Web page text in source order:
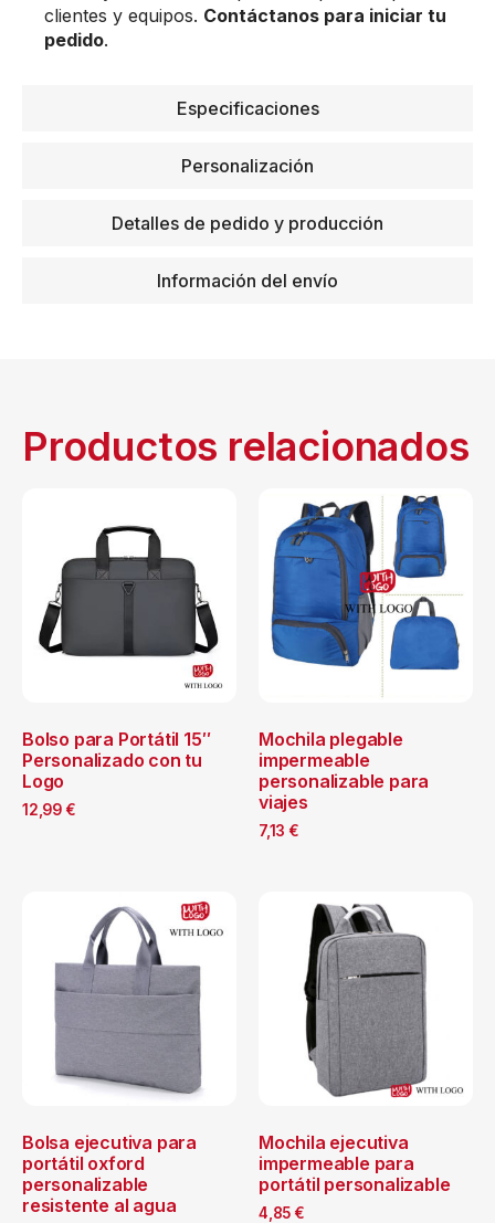
Especificaciones
Personalización
Detalles de pedido y producción
Información del envío
clientes y equipos. Contáctanos para iniciar tu
pedido.
Productos relacionados
Bolso para Portátil 15″
Personalizado con tu
Logo
12,99 €
Mochila plegable
impermeable
personalizable para
viajes
7,13 €
Bolsa ejecutiva para
portátil oxford
personalizable
resistente al agua
Mochila ejecutiva
impermeable para
portátil personalizable
4,85 €